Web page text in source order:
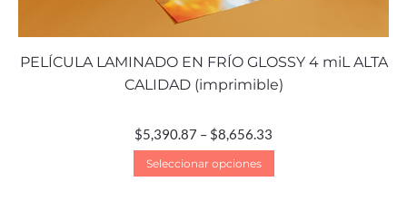
PELÍCULA LAMINADO EN FRÍO GLOSSY 4 miL ALTA
CALIDAD (imprimible)
$5,390.87 – $8,656.33
Seleccionar opciones